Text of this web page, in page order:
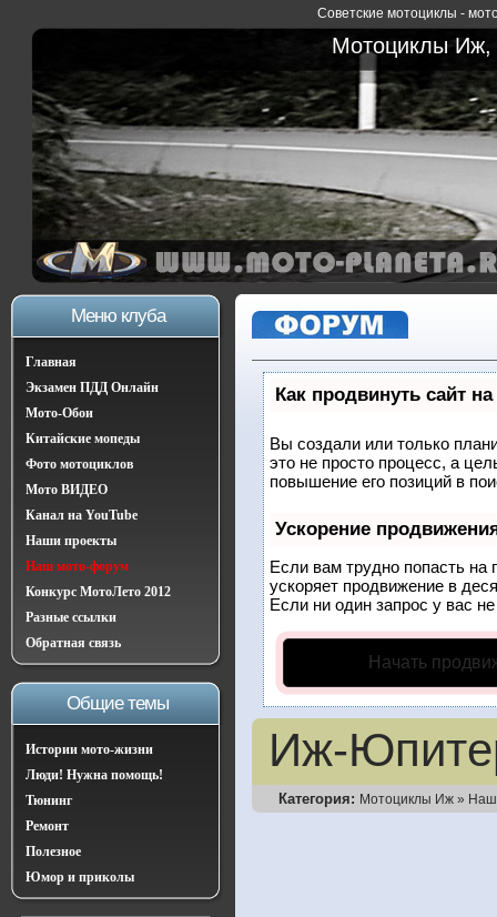
Советские мотоциклы -
Мотоциклы Иж,
Меню клуба
Главная
Экзамен ПДД Онлайн
Мото-Обои
Китайские мопеды
Фото мотоциклов
Мото ВИДЕО
Канал на YouTube
Наши проекты
Наш мото-форум
Конкурс МотоЛето 2012
Разные ссылки
Обратная связь
Общие темы
Истории мото-жизни
Люди! Нужна помощь!
Тюнинг
Ремонт
Полезное
Юмор и приколы
Как продвинуть сайт
Вы создали или только
это не просто процесс, а
повышение его позиций в
Ускорение
Если вам трудно попасть на
ускоряет продвижение в
Если ни один запрос у вас
Начать
Иж-
Категория: Мотоциклы Иж »